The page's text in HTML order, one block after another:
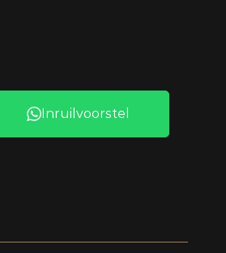
Inruilvoorstel